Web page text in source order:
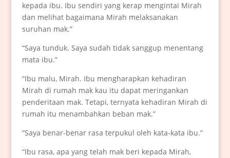
kepada ibu. Ibu sendiri yang kerap mengintai Mirah
dan melihat bagaimana Mirah melaksanakan
suruhan mak.”
“Saya tunduk. Saya sudah tidak sanggup menentang
mata ibu.”
“Ibu malu, Mirah. Ibu mengharapkan kehadiran
Mirah di rumah mak kau itu dapat meringankan
penderitaan mak. Tetapi, ternyata kehadiran Mirah di
rumah itu menambahkan beban mak.”
“Saya benar-benar rasa terpukul oleh kata-kata ibu.”
“Ibu rasa, apa yang telah mak beri kepada Mirah,